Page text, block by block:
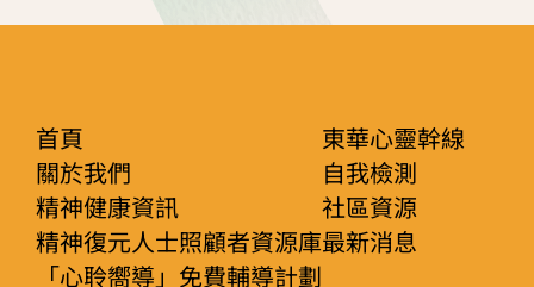
首頁
關於我們
精神健康資訊
精神復元人士照顧者資源庫
「心聆嚮導」免費輔導計劃
東華心靈幹線
自我檢測
社區資源
最新消息